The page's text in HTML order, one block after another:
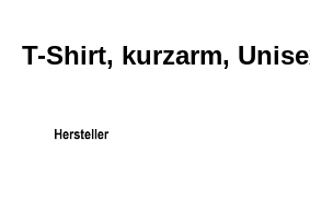
T-Shirt, kurzarm,